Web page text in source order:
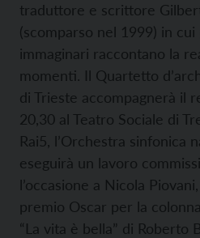
traduttore e scrittore
(scomparso nel 1999) in cui
immaginari raccontano la
momenti. Il Quartetto
di Trieste accompagnerà il
20,30 al Teatro Sociale di
Rai5, l’Orchestra sinfonica
eseguirà un lavoro
l’occasione a Nicola
premio Oscar per la
“La vita è bella” di Roberto